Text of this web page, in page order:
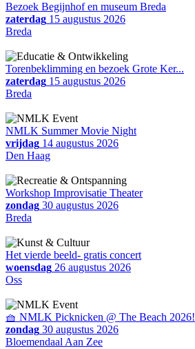
Bezoek Begijnhof en museum Breda
zaterdag 15 augustus 2026
Breda
Torenbeklimming en bezoek Grote Ker...
zaterdag 15 augustus 2026
Breda
NMLK Summer Movie Night
vrijdag 14 augustus 2026
Den Haag
Workshop Improvisatie Theater
zondag 30 augustus 2026
Breda
Het vierde beeld- gratis concert
woensdag 26 augustus 2026
Oss
🧺 NMLK Picknicken @ The Beach 2026!
zondag 30 augustus 2026
Bloemendaal Aan Zee